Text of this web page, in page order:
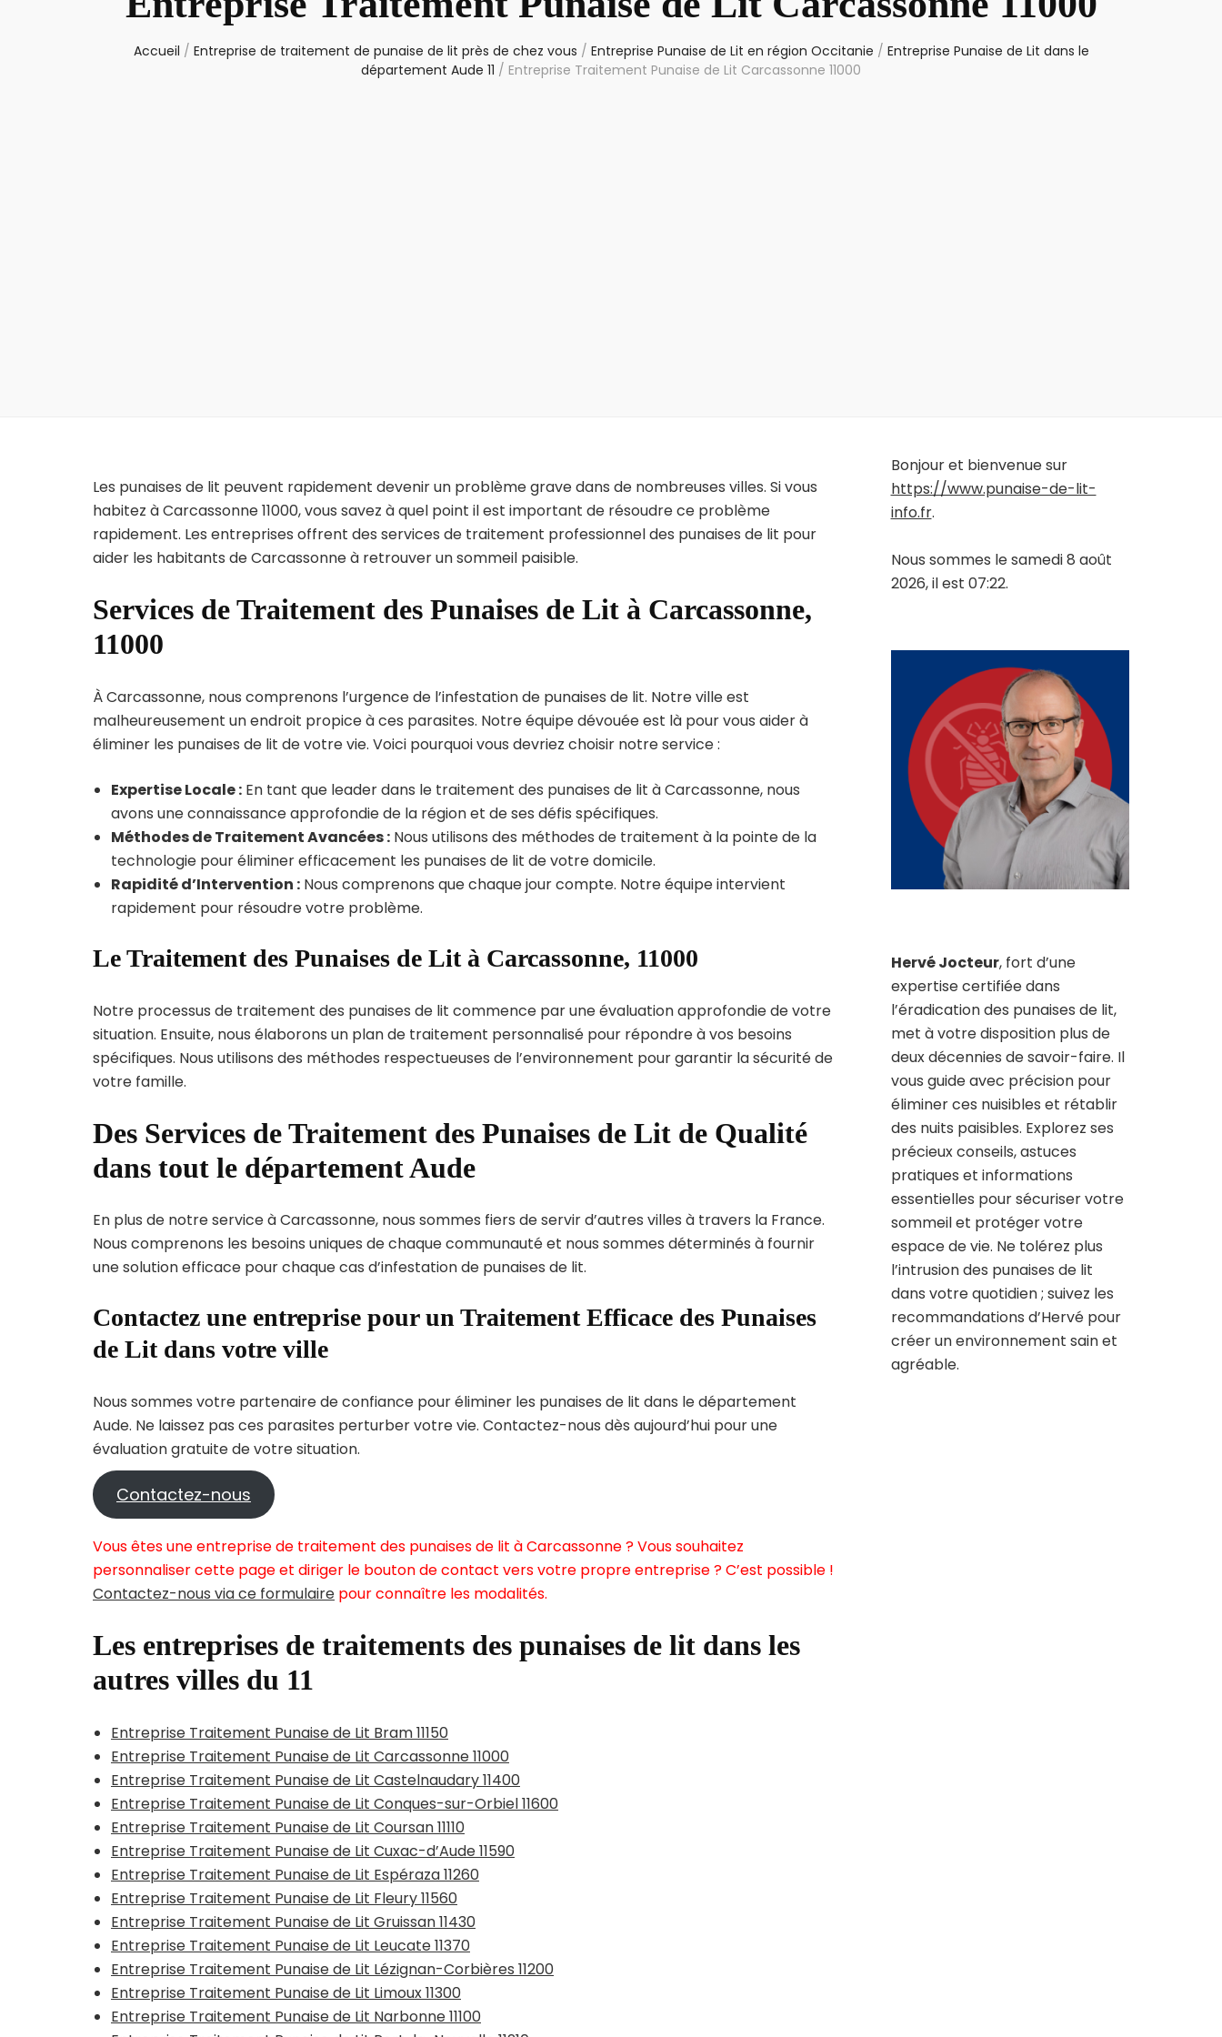
Accueil / Entreprise de traitement de punaise de lit près de chez vous / Entreprise Punaise de Lit en région Occitanie / Entreprise Punaise de Lit dans le
département Aude 11 / Entreprise Traitement Punaise de Lit Carcassonne 11000
Les punaises de lit peuvent rapidement devenir un problème grave dans de nombreuses villes. Si vous
habitez à Carcassonne 11000, vous savez à quel point il est important de résoudre ce problème
rapidement. Les entreprises offrent des services de traitement professionnel des punaises de lit pour
aider les habitants de Carcassonne à retrouver un sommeil paisible.
Services de Traitement des Punaises de Lit à Carcassonne,
11000
À Carcassonne, nous comprenons l’urgence de l’infestation de punaises de lit. Notre ville est
malheureusement un endroit propice à ces parasites. Notre équipe dévouée est là pour vous aider à
éliminer les punaises de lit de votre vie. Voici pourquoi vous devriez choisir notre service :
Expertise Locale : En tant que leader dans le traitement des punaises de lit à Carcassonne, nous
avons une connaissance approfondie de la région et de ses défis spécifiques.
Méthodes de Traitement Avancées : Nous utilisons des méthodes de traitement à la pointe de la
technologie pour éliminer efficacement les punaises de lit de votre domicile.
Rapidité d’Intervention : Nous comprenons que chaque jour compte. Notre équipe intervient
rapidement pour résoudre votre problème.
Le Traitement des Punaises de Lit à Carcassonne, 11000
Notre processus de traitement des punaises de lit commence par une évaluation approfondie de votre
situation. Ensuite, nous élaborons un plan de traitement personnalisé pour répondre à vos besoins
spécifiques. Nous utilisons des méthodes respectueuses de l’environnement pour garantir la sécurité de
votre famille.
Des Services de Traitement des Punaises de Lit de Qualité
dans tout le département Aude
En plus de notre service à Carcassonne, nous sommes fiers de servir d’autres villes à travers la France.
Nous comprenons les besoins uniques de chaque communauté et nous sommes déterminés à fournir
une solution efficace pour chaque cas d’infestation de punaises de lit.
Contactez une entreprise pour un Traitement Efficace des Punaises
de Lit dans votre ville
Nous sommes votre partenaire de confiance pour éliminer les punaises de lit dans le département
Aude. Ne laissez pas ces parasites perturber votre vie. Contactez-nous dès aujourd’hui pour une
évaluation gratuite de votre situation.
Contactez-nous
Vous êtes une entreprise de traitement des punaises de lit à Carcassonne ? Vous souhaitez
personnaliser cette page et diriger le bouton de contact vers votre propre entreprise ? C’est possible !
Contactez-nous via ce formulaire pour connaître les modalités.
Les entreprises de traitements des punaises de lit dans les
autres villes du 11
Entreprise Traitement Punaise de Lit Bram 11150
Entreprise Traitement Punaise de Lit Carcassonne 11000
Entreprise Traitement Punaise de Lit Castelnaudary 11400
Entreprise Traitement Punaise de Lit Conques-sur-Orbiel 11600
Entreprise Traitement Punaise de Lit Coursan 11110
Entreprise Traitement Punaise de Lit Cuxac-d’Aude 11590
Entreprise Traitement Punaise de Lit Espéraza 11260
Entreprise Traitement Punaise de Lit Fleury 11560
Entreprise Traitement Punaise de Lit Gruissan 11430
Entreprise Traitement Punaise de Lit Leucate 11370
Entreprise Traitement Punaise de Lit Lézignan-Corbières 11200
Entreprise Traitement Punaise de Lit Limoux 11300
Entreprise Traitement Punaise de Lit Narbonne 11100
Bonjour et bienvenue sur
https://www.punaise-de-lit-
info.fr.
Nous sommes le samedi 8 août
2026, il est 07:22.
Hervé Jocteur, fort d’une
expertise certifiée dans
l’éradication des punaises de lit,
met à votre disposition plus de
deux décennies de savoir-faire. Il
vous guide avec précision pour
éliminer ces nuisibles et rétablir
des nuits paisibles. Explorez ses
précieux conseils, astuces
pratiques et informations
essentielles pour sécuriser votre
sommeil et protéger votre
espace de vie. Ne tolérez plus
l’intrusion des punaises de lit
dans votre quotidien ; suivez les
recommandations d’Hervé pour
créer un environnement sain et
agréable.